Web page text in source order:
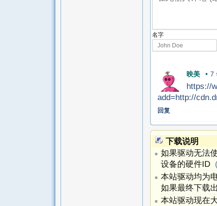
名字
映美 • 7
https://
add=http://
回复
下载说明
如果驱动无法
设备的硬件ID
本站驱动均为
如果最终下载
本站驱动现在